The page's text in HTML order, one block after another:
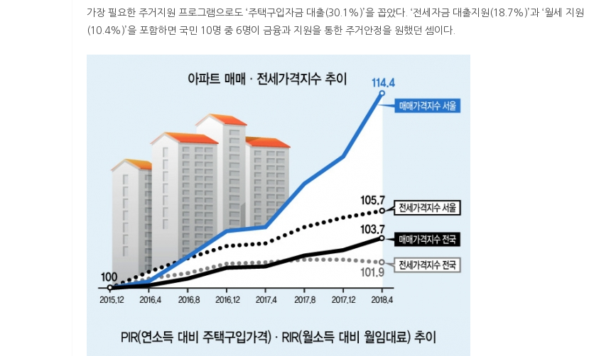
가장 필요한 주거지원 프로그램으로도 ‘주택구입자금 대출(30.1%)’을 꼽았다. ‘전세자금 대출지원(18.7%)’과 ‘월세 지원
(10.4%)’을 포함하면 국민 10명 중 6명이 금융과 지원을 통한 주거안정을 원했던 셈이다.